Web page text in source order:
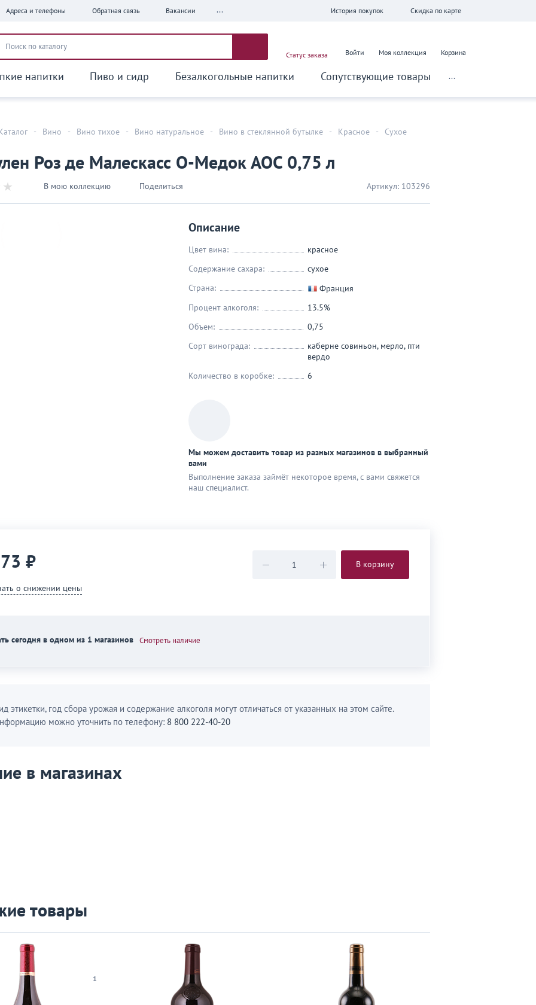
Адреса и телефоны Обратная связь Вакансии ... История покупок Скидка по карте
Статус заказа Войти Моя коллекция Корзина
напитки Пиво и сидр Безалкогольные напитки Сопутствующие товары ...
- Вино - Вино тихое - Вино натуральное - Вино в стеклянной бутылке - Красное -
Сухое
Роз де Малескасс О-Медок АОС 0,75 л
В мою коллекцию Поделиться Артикул: 103296
Описание
Цвет вина:
красное
Содержание сахара:
сухое
Страна:
Франция
Процент алкоголя:
13.5%
Объем:
0,75
Сорт винограда:
каберне совиньон, мерло, пти
вердо
Количество в коробке:
6
Мы можем доставить товар из разных магазинов в выбранный
вами
Выполнение заказа займёт некоторое время, с вами свяжется
наш специaлист.
₽
о снижении цены
В корзину
сегодня в одном из 1 магазинов Смотреть наличие
этикетки, год сбора урожая и содержание алкоголя могут отличаться от указанных на этом сайте.
можно уточнить по телефону: 8 800 222-40-20
в магазинах
товары
1